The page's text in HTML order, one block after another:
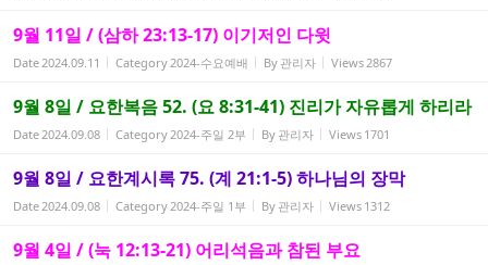
9월 11일 / (삼하 23:13-17) 이기저인 다윗
Date2024.09.11 Category2024-수요예배 By 관리자 Views2867
9월 8일 / 요한복음 52. (요 8:31-41) 진리가 자유롭게 하리라
Date2024.09.08 Category2024-주일 2부 By 관리자 Views 1701
9월 8일 / 요한계시록 75. (계 21:1-5) 하나님의 장막
Date2024.09.08 Category2024-주일 1부 By 관리자 Views 1312
9월 4일 / (눅 12:13-21) 어리석음과 참된 부요